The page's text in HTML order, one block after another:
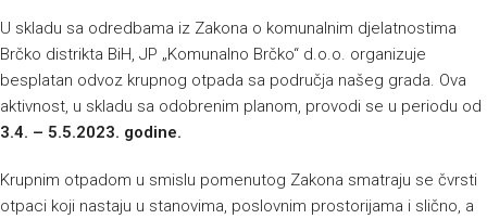
U skladu sa odredbama iz Zakona o komunalnim djelatnostima
Brčko distrikta BiH, JP „Komunalno Brčko“ d.o.o. organizuje
besplatan odvoz krupnog otpada sa područja našeg grada. Ova
aktivnost, u skladu sa odobrenim planom, provodi se u periodu od
3.4. – 5.5.2023. godine.
Krupnim otpadom u smislu pomenutog Zakona smatraju se čvrsti
otpaci koji nastaju u stanovima, poslovnim prostorijama i slično, a